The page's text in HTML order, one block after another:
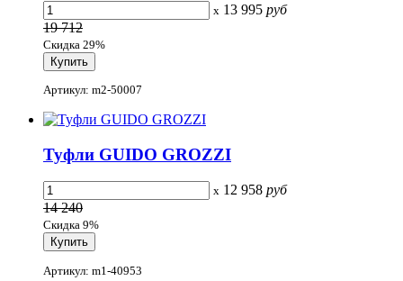
x 13 995 руб
19 712
Скидка 29%
Артикул: m2-50007
Туфли GUIDO GROZZI
x 12 958 руб
14 240
Скидка 9%
Артикул: m1-40953